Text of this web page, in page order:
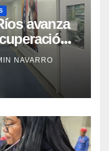
avanza
NAVARRO